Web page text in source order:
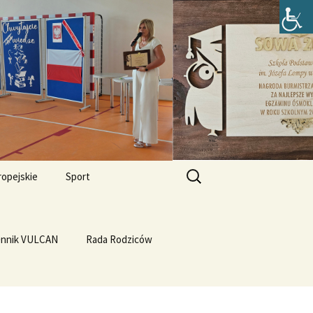
Lompy w
Linux
Sport
WF z Klasą
VULCAN Rada Rodziców
Szukaj: